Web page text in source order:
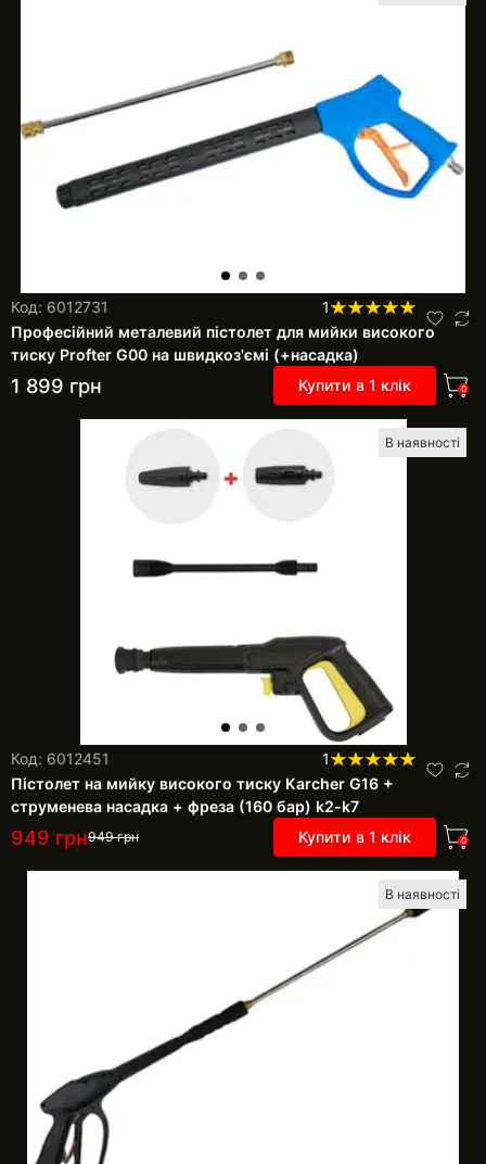
Код: 6012731
1
Професійний металевий пістолет для мийки високого
тиску Profter G00 на швидкоз'ємі (+насадка)
1 899 грн Купити в 1 клік 0
В наявності
Код: 6012451
1
Пістолет на мийку високого тиску Karcher G16 +
струменева насадка + фреза (160 бар) k2-k7
949 грн949грн Купити в 1 клік 0
В наявності